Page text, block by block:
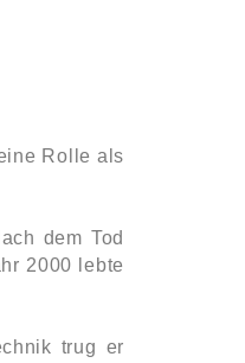
Rolle als
dem Tod
2000 lebte
trug er